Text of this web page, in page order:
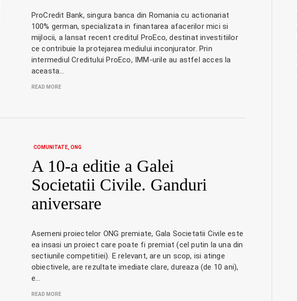
ProCredit Bank, singura banca din Romania cu actionariat
100% german, specializata in finantarea afacerilor mici si
mijlocii, a lansat recent creditul ProEco, destinat investitiilor
ce contribuie la protejarea mediului inconjurator. Prin
intermediul Creditului ProEco, IMM-urile au astfel acces la
aceasta…
READ MORE
COMUNITATE ONG
A 10-a editie a Galei
Societatii Civile. Ganduri
aniversare
Asemeni proiectelor ONG premiate, Gala Societatii Civile este
ea insasi un proiect care poate fi premiat (cel putin la una din
sectiunile competitiei). E relevant, are un scop, isi atinge
obiectivele, are rezultate imediate clare, dureaza (de 10 ani),
e…
READ MORE